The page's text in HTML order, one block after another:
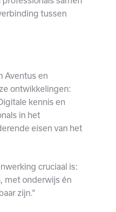
tussen
Aventus en
ontwikkelingen:
kennis en
in het
eisen van het
cruciaal is:
met onderwijs én
zijn.”